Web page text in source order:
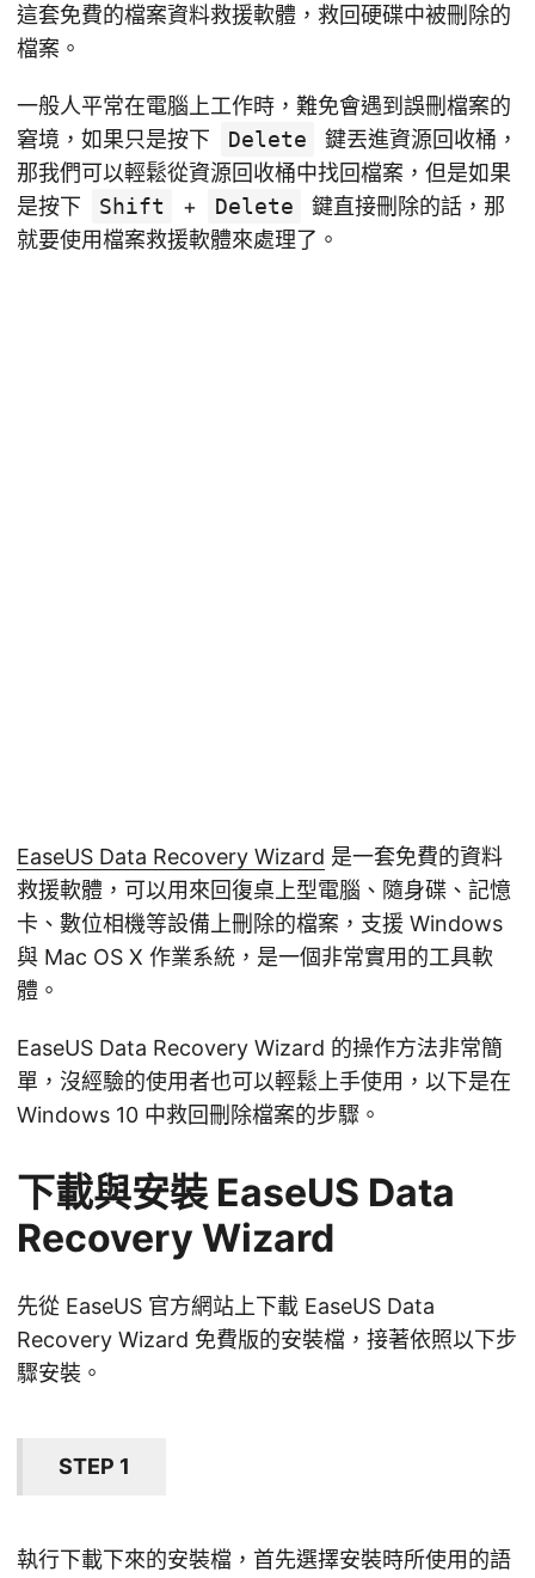
這套免費的檔案資料救援軟體，救回硬碟中被刪除的
檔案。
一般人平常在電腦上工作時，難免會遇到誤刪檔案的
窘境，如果只是按下
Delete
鍵丟進資源回收桶，
那我們可以輕鬆從資源回收桶中找回檔案，但是如果
是按下
Shift + Delete
鍵直接刪除的話，那
就要使用檔案救援軟體來處理了。
EaseUS Data Recovery Wizard 是一套免費的資料
救援軟體，可以用來回復桌上型電腦、隨身碟、記憶
卡、數位相機等設備上刪除的檔案，支援 Windows
與 Mac OS X 作業系統，是一個非常實用的工具軟
體。
EaseUS Data Recovery Wizard 的操作方法非常簡
單，沒經驗的使用者也可以輕鬆上手使用，以下是在
Windows 10 中救回刪除檔案的步驟。
下載與安裝 EaseUS Data
Recovery Wizard
先從 EaseUS 官方網站上下載 EaseUS Data
Recovery Wizard 免費版的安裝檔，接著依照以下步
驟安裝。
STEP 1
執行下載下來的安裝檔，首先選擇安裝時所使用的語